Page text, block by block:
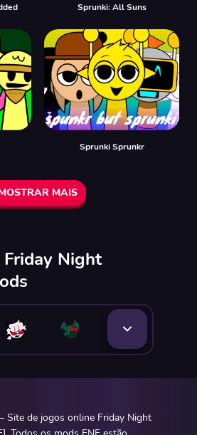
Sprunki: All Suns
Sprunki Sprunkr
MAIS
Friday Night
Site de jogos online Friday Night